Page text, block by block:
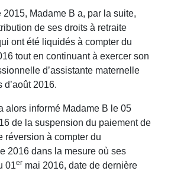
2015, Madame B a, par la suite,
de ses droits à retraite
ont été liquidés à compter du
tout en continuant à exercer son
d’assistante maternelle
d’août 2016.
alors informé Madame B le 05
de la suspension du paiement de
réversion à compter du
2016 dans la mesure où ses
01er mai 2016, date de dernière